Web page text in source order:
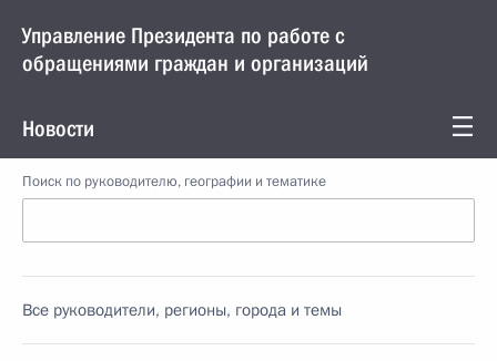
Управление Президента по работе с
обращениями граждан и организаций
Новости
Поиск по руководителю, географии и тематике
Все руководители, регионы, города и темы